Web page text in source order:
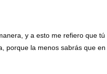
y a esto me refiero que
porque la menos sabrás que